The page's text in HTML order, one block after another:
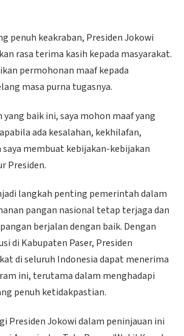
penuh keakraban, Presiden Jokowi
rasa terima kasih kepada masyarakat.
permohonan maaf kepada
masa purna tugasnya.
yang baik ini, saya mohon maaf yang
ada kesalahan, kekhilafan,
membuat kebijakan-kebijakan
Presiden.
langkah penting pemerintah dalam
pangan nasional tetap terjaga dan
berjalan dengan baik. Dengan
di Kabupaten Paser, Presiden
di seluruh Indonesia dapat menerima
ini, terutama dalam menghadapi
penuh ketidakpastian.
Presiden Jokowi dalam peninjauan ini